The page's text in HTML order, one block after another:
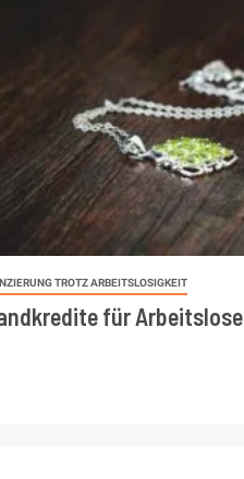
TROTZ ARBEITSLOSIGKEIT
für Arbeitslose